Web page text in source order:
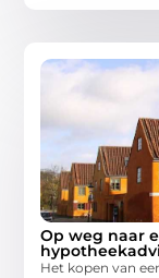
Op weg naar
Het kopen van